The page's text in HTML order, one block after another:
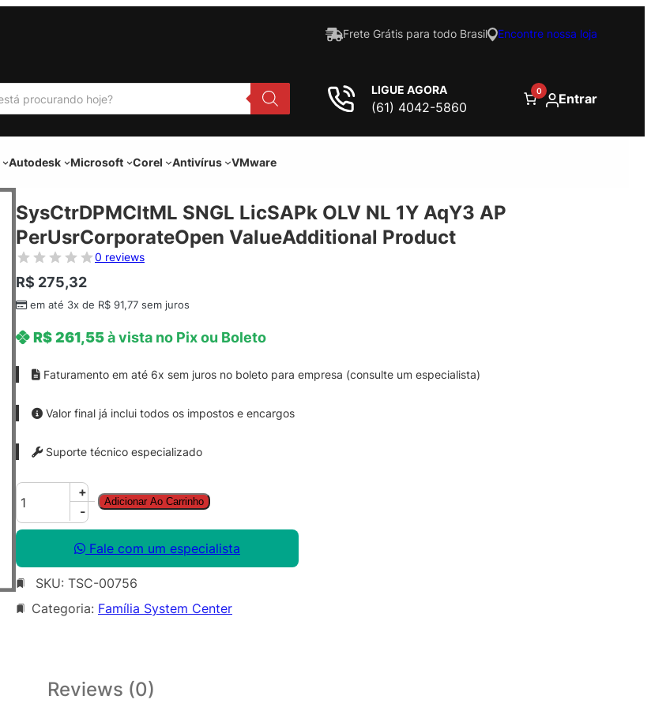
Frete Grátis para todo Brasil Encontre nossa loja
LIGUE AGORA
(61) 4042-5860
0 Entrar
Autodesk Microsoft Corel Antivírus VMware
SysCtrDPMCltML SNGL LicSAPk OLV NL 1Y AqY3 AP
PerUsrCorporateOpen ValueAdditional Product
0 reviews
R$ 275,32
em até 3x de R$ 91,77 sem juros
R$261,55à vista no Pix ou Boleto
Faturamento em até 6x sem juros no boleto para empresa (consulte um especialista)
Valor final já inclui todos os impostos e encargos
Suporte técnico especializado
S
s
t
r
D
+
-
Adicionar Ao Carrinho
Fale com um especialista
SKU: TSC-00756
Categoria: Família System Center
Reviews (0)